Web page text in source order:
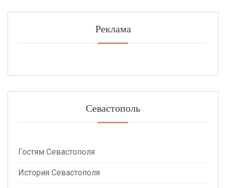
Реклама
Севастополь
Гостям Севастополя
История Севастополя